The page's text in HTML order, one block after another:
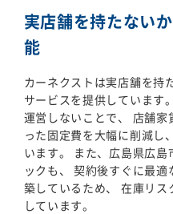
実店舗を持たない
能
カーネクストは実店舗を持
サービスを提供しています
運営しないことで、 店舗
った固定費を大幅に削減し
います。 また、広島県広
ックも、 契約後すぐに最
築しているため、 在庫リ
しています。